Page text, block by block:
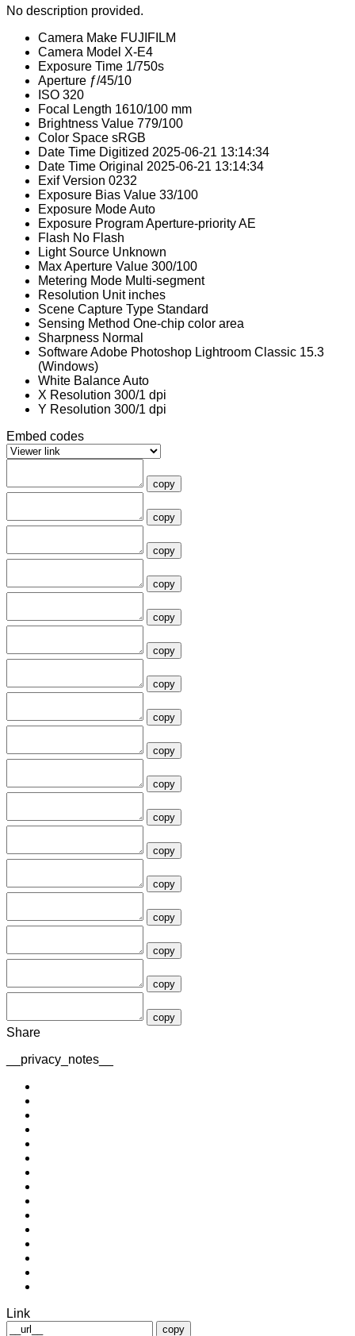
No description provided.
Camera Make FUJIFILM
Camera Model X-E4
Exposure Time 1/750s
Aperture ƒ/45/10
ISO 320
Focal Length 1610/100 mm
Brightness Value 779/100
Color Space sRGB
Date Time Digitized 2025-06-21 13:14:34
Date Time Original 2025-06-21 13:14:34
Exif Version 0232
Exposure Bias Value 33/100
Exposure ModeAuto
Exposure ProgramAperture-priority AE
Flash No Flash
Light Source Unknown
Max Aperture Value 300/100
Metering Mode Multi-segment
Resolution Unit inches
Scene Capture Type Standard
Sensing Method One-chip color area
Sharpness Normal
SoftwareAdobe Photoshop Lightroom Classic 15.3
(Windows)
White BalanceAuto
X Resolution 300/1 dpi
Y Resolution 300/1 dpi
Embed codes
copy
copy
copy
copy
copy
copy
copy
copy
copy
copy
copy
copy
copy
copy
copy
copy
copy
Share
__privacy_notes__
Link
copy